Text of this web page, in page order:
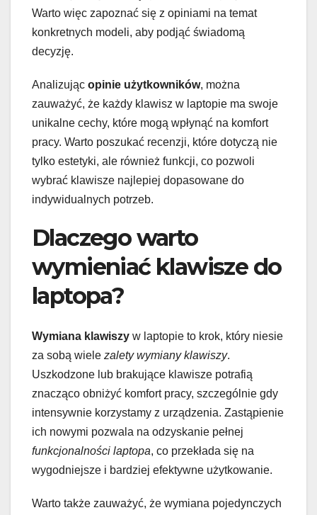
Warto więc zapoznać się z opiniami na temat
konkretnych modeli, aby podjąć świadomą
decyzję.
Analizując opinie użytkowników, można
zauważyć, że każdy klawisz w laptopie ma swoje
unikalne cechy, które mogą wpłynąć na komfort
pracy. Warto poszukać recenzji, które dotyczą nie
tylko estetyki, ale również funkcji, co pozwoli
wybrać klawisze najlepiej dopasowane do
indywidualnych potrzeb.
Dlaczego warto
wymieniać klawisze do
laptopa?
Wymiana klawiszy w laptopie to krok, który niesie
za sobą wiele zalety wymiany klawiszy.
Uszkodzone lub brakujące klawisze potrafią
znacząco obniżyć komfort pracy, szczególnie gdy
intensywnie korzystamy z urządzenia. Zastąpienie
ich nowymi pozwala na odzyskanie pełnej
funkcjonalności laptopa, co przekłada się na
wygodniejsze i bardziej efektywne użytkowanie.
Warto także zauważyć, że wymiana pojedynczych